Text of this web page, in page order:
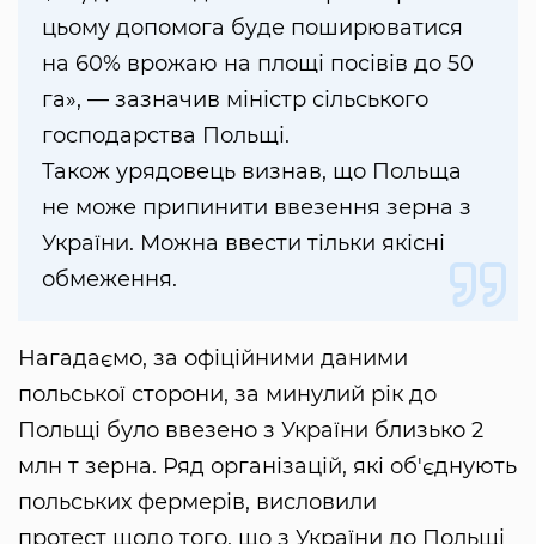
цьому допомога буде поширюватися
на 60% врожаю на площі посівів до 50
га», — зазначив міністр сільського
господарства Польщі.
Також урядовець визнав, що Польща
не може припинити ввезення зерна з
України. Можна ввести тільки якісні
обмеження.
Нагадаємо, за офіційними даними
польської сторони, за минулий рік до
Польщі було ввезено з України близько 2
млн т зерна. Ряд організацій, які об'єднують
польських фермерів, висловили
протест щодо того, що з України до Польщі